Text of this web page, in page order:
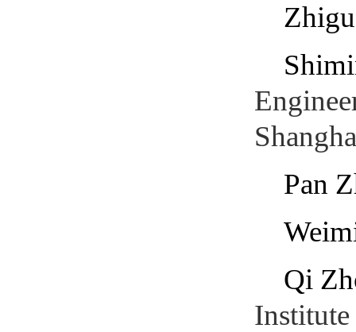
Pan
Qi